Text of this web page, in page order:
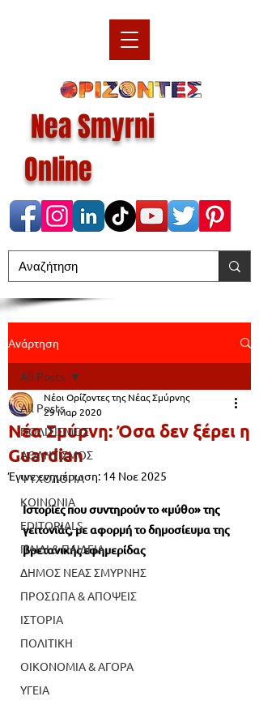
Nea Smyrni
Online
Ανάρτηση
All Posts
ΠΟΛΙΤΙΣΜΟΣ
ΑΘΛΗΤΙΣΜΟΣ
ΨΥΧΟΛΟΓΙΑ
ΚΟΙΝΩΝΙΑ
EDITORIALS
ΠΑΙΔΙ & ΠΑΙΔΕΙΑ
ΔΗΜΟΣ ΝΕΑΣ ΣΜΥΡΝΗΣ
ΠΡΟΣΩΠΑ & ΑΠΟΨΕΙΣ
ΙΣΤΟΡΙΑ
ΠΟΛΙΤΙΚΗ
ΟΙΚΟΝΟΜΙΑ & ΑΓΟΡΑ
ΥΓΕΙΑ
All Posts
Νέα Σμύρνη: Όσα δεν ξέρει η
Guardian
Νέοι Ορίζοντες της Νέας Σμύρνης
29 Μαρ 2020
Έγινε ενημέρωση: 14 Νοε 2025
Ιστορίες που συντηρούν το «μύθο» της
γειτονιάς, με αφορμή το δημοσίευμα της
βρετανικής εφημερίδας